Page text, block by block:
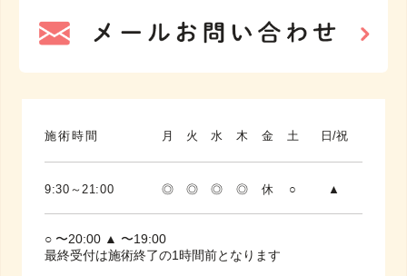
施術時間 月 火 水 木 金 土 日/祝
9:30～21:00 ◎ ◎ ◎ ◎ 休 ○ ▲
○ 〜20:00 ▲ 〜19:00
最終受付は施術終了の1時間前となります